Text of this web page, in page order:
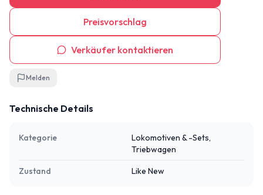
Preisvorschlag
Verkäufer kontaktieren
Melden
Technische Details
Kategorie
Lokomotiven & -Sets,
Triebwagen
Zustand Like New